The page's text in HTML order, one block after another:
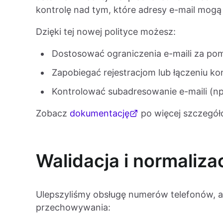
kontrolę nad tym, które adresy e-mail
Dzięki tej nowej polityce możesz:
Dostosować ograniczenia e-maili za
Zapobiegać rejestracjom lub łączeniu
Kontrolować subadresowanie e-maili
Zobacz dokumentację po więcej
Walidacja i
Ulepszyliśmy obsługę numerów
przechowywania: